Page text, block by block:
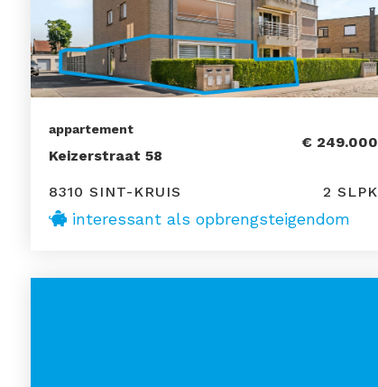
appartement
Keizerstraat 58
€ 249.000
8310 SINT-KRUIS 2 SLPK
interessant als opbrengsteigendom